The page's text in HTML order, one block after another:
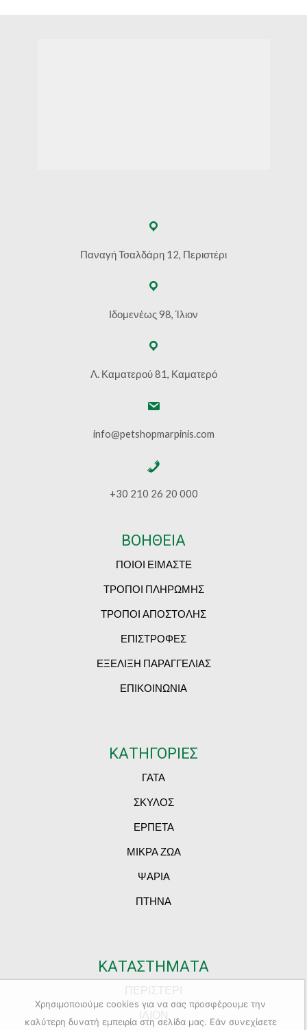
Παναγή Τσαλδάρη 12, Περιστέρι
Ιδομενέως 98, Ίλιον
Λ. Καματερού 81, Καματερό
info@petshopmarpinis.com
+30 210 26 20 000
ΒΟΗΘΕΙΑ
ΠΟΙΟΙ ΕΙΜΑΣΤΕ
ΤΡΟΠΟΙ ΠΛΗΡΩΜΗΣ
ΤΡΟΠΟΙ ΑΠΟΣΤΟΛΗΣ
ΕΠΙΣΤΡΟΦΕΣ
ΕΞΕΛΙΞΗ ΠΑΡΑΓΓΕΛΙΑΣ
ΕΠΙΚΟΙΝΩΝΙΑ
ΚΑΤΗΓΟΡΙΕΣ
ΓΑΤΑ
ΣΚΥΛΟΣ
ΕΡΠΕΤΑ
ΜΙΚΡΑ ΖΩΑ
ΨΑΡΙΑ
ΠΤΗΝΑ
ΚΑΤΑΣΤΗΜΑΤΑ
Χρησιμοποιούμε cookies για να σας προσφέρουμε την
καλύτερη δυνατή εμπειρία στη σελίδα μας. Εάν συνεχίσετε